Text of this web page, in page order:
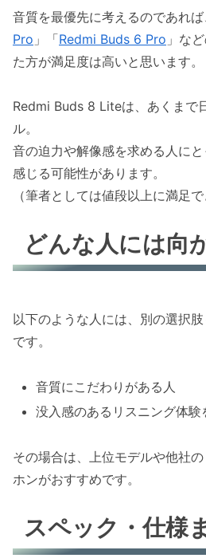
音質を最優先に考えるのであれば
Pro 」「Redmi Buds 6 Pro 」な
た方が満足度は高いと思います。
Redmi Buds 8 Liteは、あくまで
ル。
音の迫力や解像感を求める人に
感じる可能性があります。
（筆者としては値段以上に満足
どんな人には向
以下のような人には、別の選択
です。
音質にこだわりがある人
没入感のあるリスニング体験
その場合は、上位モデルや他社
ホンがおすすめです。
スペック・仕様